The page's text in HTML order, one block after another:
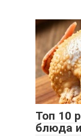
Топ 10
блюда